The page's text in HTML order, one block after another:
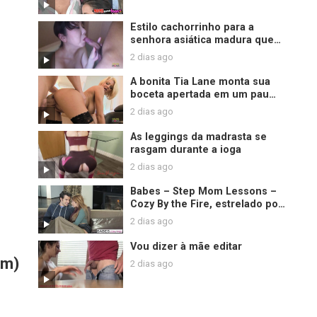
Estilo cachorrinho para a
senhora asiática madura que
termina com um acabamento
de creme desleixado
2 dias ago
A bonita Tia Lane monta sua
boceta apertada em um pau
grosso
2 dias ago
As leggings da madrasta se
rasgam durante a ioga
2 dias ago
Babes – Step Mom Lessons –
Cozy By the Fire, estrelado por
Jay Smooth e Christiana Cinn e
Jasmine Jae
2 dias ago
Vou dizer à mãe editar
2 dias ago